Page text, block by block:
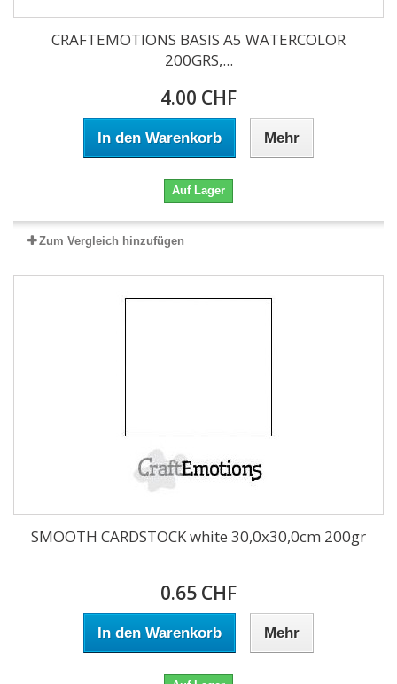
CRAFTEMOTIONS BASIS A5 WATERCOLOR
200GRS,...
4.00 CHF
In den Warenkorb Mehr
Auf Lager
Zum Vergleich hinzufügen
SMOOTH CARDSTOCK white 30,0x30,0cm 200gr
0.65 CHF
In den Warenkorb Mehr